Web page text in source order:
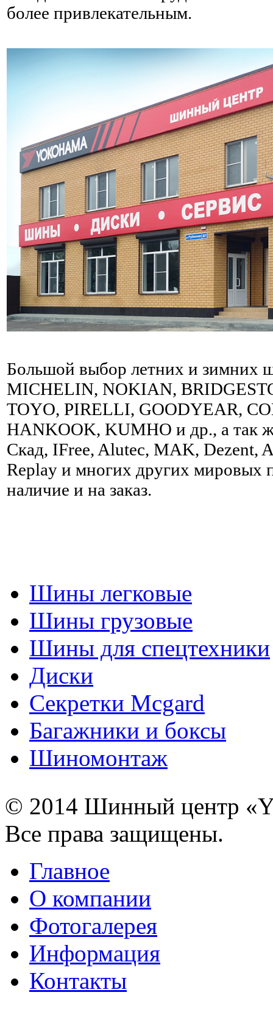
более привлекательным.
Большой выбор летних и
MICHELIN, NOKIAN,
TOYO, PIRELLI, GOODYEAR,
HANKOOK, KUMHO и др., а так
Скад, IFree, Alutec, MAK, Dezent,
Replay и многих других мировых
наличие и на заказ.
Шины легковые
Шины грузовые
Шины для спецтехники
Диски
Секретки Mcgard
Багажники и боксы
Шиномонтаж
© 2014 Шинный центр
Все права защищены.
Главное
О компании
Фотогалерея
Информация
Контакты